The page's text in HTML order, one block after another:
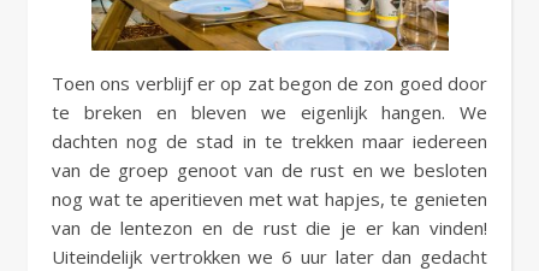
Toen ons verblijf er op zat begon de zon goed door
te breken en bleven we eigenlijk hangen. We
dachten nog de stad in te trekken maar iedereen
van de groep genoot van de rust en we besloten
nog wat te aperitieven met wat hapjes, te genieten
van de lentezon en de rust die je er kan vinden!
Uiteindelijk vertrokken we 6 uur later dan gedacht